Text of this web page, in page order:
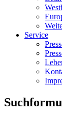
Service